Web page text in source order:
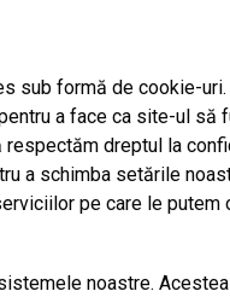
sub formă de cookie-
a face ca site-ul să
dreptul la
a schimba setările
pe care le putem
noastre.